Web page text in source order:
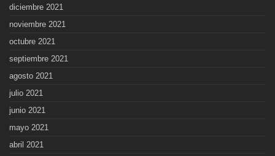
diciembre 2021
noviembre 2021
octubre 2021
septiembre 2021
agosto 2021
julio 2021
junio 2021
mayo 2021
abril 2021